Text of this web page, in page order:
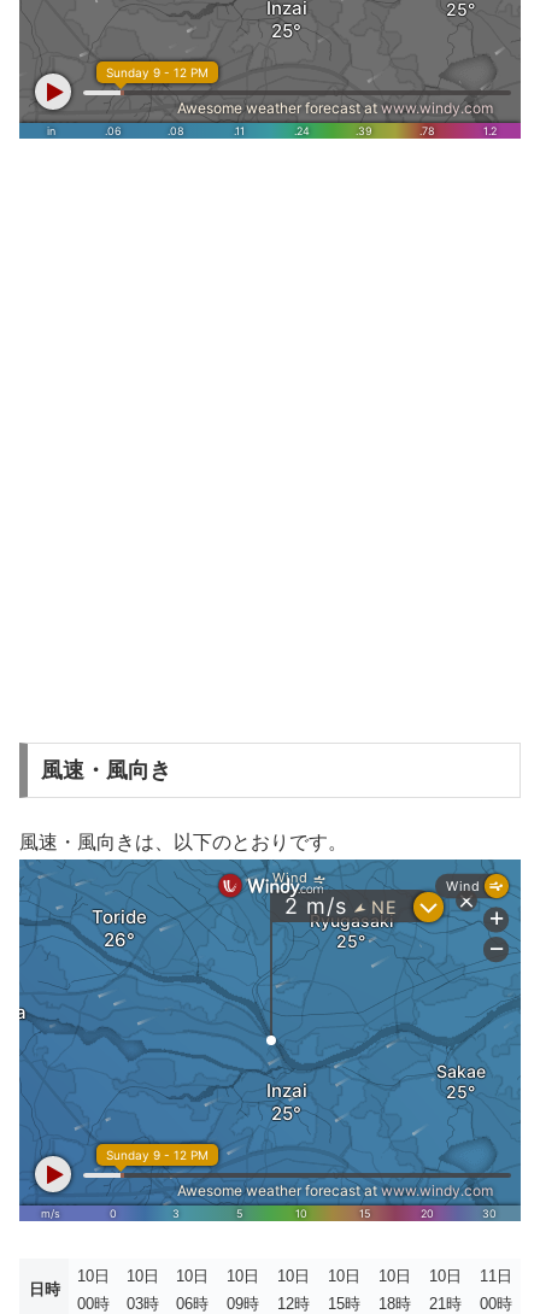
風速・風向き
風速・風向きは、以下のとおりです。
日時
10日
00時
10日
03時
10日
06時
10日
09時
10日
12時
10日
15時
10日
18時
10日
21時
11日
00時